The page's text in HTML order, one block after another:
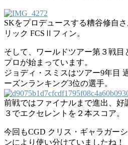
SKをプロデュースする糟谷修自
リック FCSⅡフィン。
そして、ワールドツアー第３戦
プロが始まっています。
ジョディ・スミスはツアー9年目
ーズンランキング3位の選手。
前戦ではファイナルまで進出、好
３でエクセレントを２本スコア。
今回もCGD クリス・ギャラガー
ンにより使い分けていましたね！